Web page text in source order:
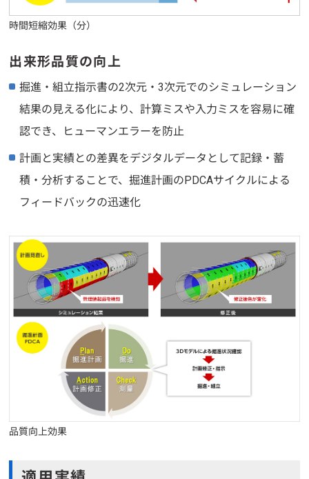
時間短縮効果（分）
出来形品質の向上
掘進・組立指示書の2次元・3次元でのシミュレーション
結果の見える化により、計算ミスや入力ミスを容易に確
認でき、ヒューマンエラーを防止
計画と実績との差異をデジタルデータとして記録・蓄
積・分析することで、掘進計画のPDCAサイクルによる
フィードバックの迅速化
品質向上効果